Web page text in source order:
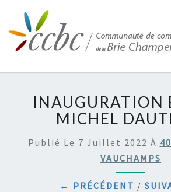
INAUGURATION
MICHEL
Publié Le 7 Juillet 2022 À
VAUCHAMPS
← PRÉCÉDENT /